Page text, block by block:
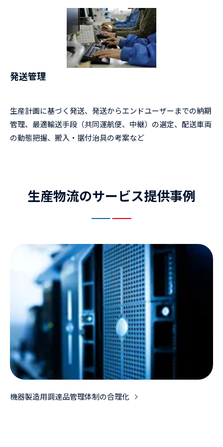
発送管理
生産計画に基づく発送、発送からエンドユーザーまでの納期
管理、最適輸送手段（共同運航便、中継）の選定、配送車両
の動態把握、搬入・据付治具の考案など
生産物流のサービス提供事例
機器製造用調達品管理体制の合理化